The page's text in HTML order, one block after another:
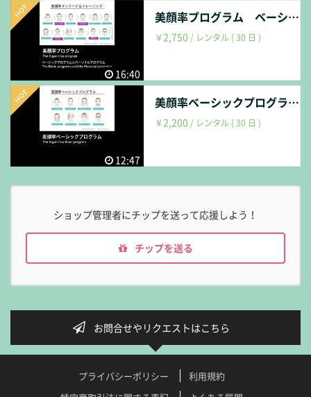
16:40
美顔率プログラム ベーシックプログラム＋パーソナルプログラム マッサージ＆トレーニング動画
￥2,750 / レンタル ( 30 日 )
12:47
美顔率ベーシックプログラム マッサージ＆トレーニング動画
￥2,200 / レンタル ( 30 日 )
ショップ管理者にチップを送って応援しよう！
チップを送る
お問合せやリクエストはこちら
プライバシーポリシー
利用規約